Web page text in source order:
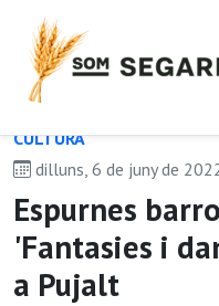
CULTURA
dilluns, 6 de juny de
Espurnes
'Fantasies i
a Pujalt